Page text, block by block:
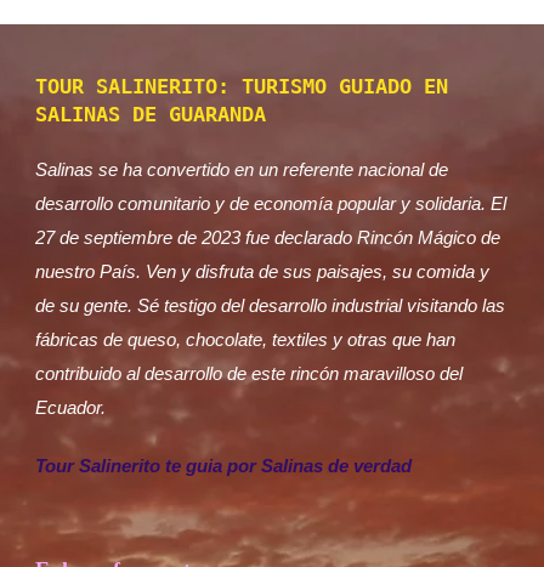
TOUR SALINERITO: TURISMO GUIADO EN
SALINAS DE GUARANDA
Salinas se ha convertido en un referente nacional de
desarrollo comunitario y de economía popular y solidaria. El
27 de septiembre de 2023 fue declarado Rincón Mágico de
nuestro País. Ven y disfruta de sus paisajes, su comida y
de su gente. Sé testigo del desarrollo industrial visitando las
fábricas de queso, chocolate, textiles y otras que han
contribuido al desarrollo de este rincón maravilloso del
Ecuador.
Tour Salinerito te guia por Salinas de verdad